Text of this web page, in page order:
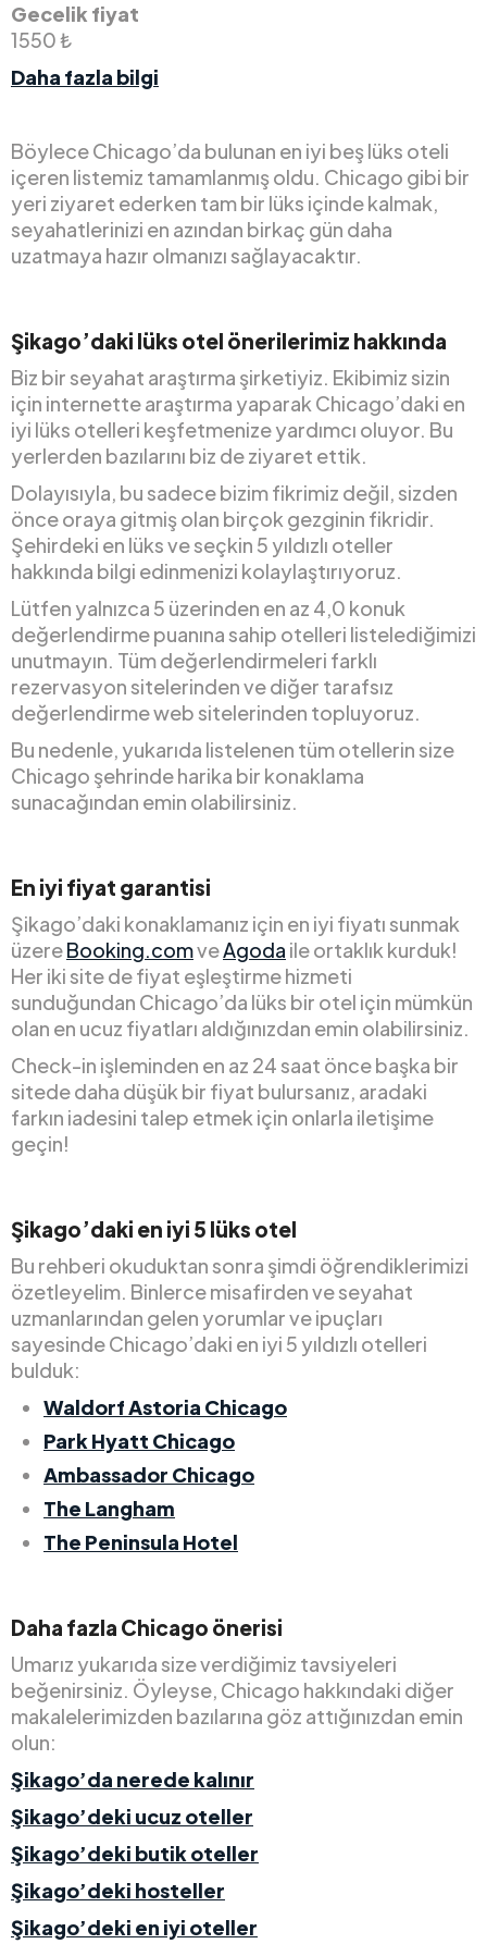
Gecelik fiyat
1550 ₺
Daha fazla bilgi
Böylece Chicago’da bulunan en iyi beş lüks oteli
içeren listemiz tamamlanmış oldu. Chicago gibi bir
yeri ziyaret ederken tam bir lüks içinde kalmak,
seyahatlerinizi en azından birkaç gün daha
uzatmaya hazır olmanızı sağlayacaktır.
Şikago’daki lüks otel önerilerimiz hakkında
Biz bir seyahat araştırma şirketiyiz. Ekibimiz sizin
için internette araştırma yaparak Chicago’daki en
iyi lüks otelleri keşfetmenize yardımcı oluyor. Bu
yerlerden bazılarını biz de ziyaret ettik.
Dolayısıyla, bu sadece bizim fikrimiz değil, sizden
önce oraya gitmiş olan birçok gezginin fikridir.
Şehirdeki en lüks ve seçkin 5 yıldızlı oteller
hakkında bilgi edinmenizi kolaylaştırıyoruz.
Lütfen yalnızca 5 üzerinden en az 4,0 konuk
değerlendirme puanına sahip otelleri listelediğimizi
unutmayın. Tüm değerlendirmeleri farklı
rezervasyon sitelerinden ve diğer tarafsız
değerlendirme web sitelerinden topluyoruz.
Bu nedenle, yukarıda listelenen tüm otellerin size
Chicago şehrinde harika bir konaklama
sunacağından emin olabilirsiniz.
En iyi fiyat garantisi
Şikago’daki konaklamanız için en iyi fiyatı sunmak
üzereBooking.comveAgoda ile ortaklık kurduk!
Her iki site de fiyat eşleştirme hizmeti
sunduğundan Chicago’da lüks bir otel için mümkün
olan en ucuz fiyatları aldığınızdan emin olabilirsiniz.
Check-in işleminden en az 24 saat önce başka bir
sitede daha düşük bir fiyat bulursanız, aradaki
farkın iadesini talep etmek için onlarla iletişime
geçin!
Şikago’daki en iyi 5 lüks otel
Bu rehberi okuduktan sonra şimdi öğrendiklerimizi
özetleyelim. Binlerce misafirden ve seyahat
uzmanlarından gelen yorumlar ve ipuçları
sayesinde Chicago’daki en iyi 5 yıldızlı otelleri
bulduk:
Waldorf Astoria Chicago
Park Hyatt Chicago
Ambassador Chicago
The Langham
The Peninsula Hotel
Daha fazla Chicago önerisi
Umarız yukarıda size verdiğimiz tavsiyeleri
beğenirsiniz. Öyleyse, Chicago hakkındaki diğer
makalelerimizden bazılarına göz attığınızdan emin
olun:
Şikago’da nerede kalınır
Şikago’deki ucuz oteller
Şikago’deki butik oteller
Şikago’deki hosteller
Şikago’deki en iyi oteller